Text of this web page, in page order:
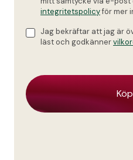
integritetspolicyför mer
Jag bekräftar att jag är
läst och godkänner